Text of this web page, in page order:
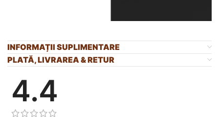
INFORMAȚII SUPLIMENTARE
PLATĂ, LIVRAREA & RETUR
4.4